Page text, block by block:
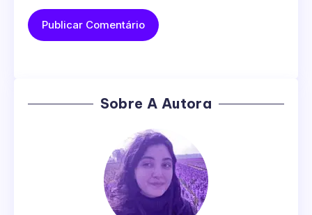
Sobre A Autora